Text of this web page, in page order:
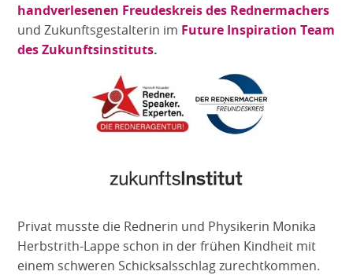
handverlesenen Freudeskreis des Rednermachers
und Zukunftsgestalterin im Future Inspiration Team
des Zukunftsinstituts.
Privat musste die Rednerin und Physikerin Monika
Herbstrith-Lappe schon in der frühen Kindheit mit
einem schweren Schicksalsschlag zurechtkommen.